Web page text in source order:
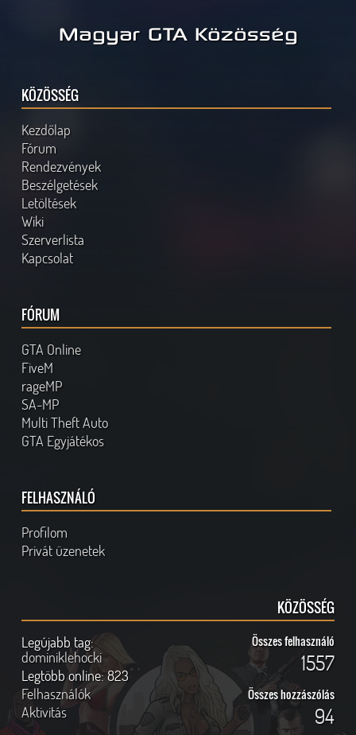
Magyar GTA Közösség
KÖZÖSSÉG
Kezdőlap
Fórum
Rendezvények
Beszélgetések
Letöltések
Wiki
Szerverlista
Kapcsolat
FÓRUM
GTA Online
FiveM
rageMP
SA-MP
Multi Theft Auto
GTA Egyjátékos
FELHASZNÁLÓ
Profilom
Privát üzenetek
KÖZÖSSÉG
Legújabb tag:
dominiklehocki
Legtöbb online:823
Felhasználók
Aktivitás
Összes felhasználó
1557
Összes hozzászólás
94